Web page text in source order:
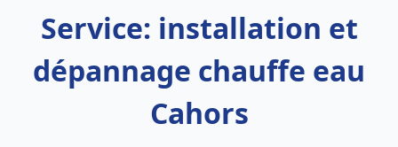
Service: installation et
dépannage chauffe eau
Cahors